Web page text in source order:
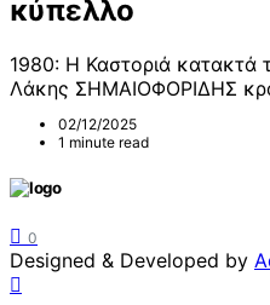
κύπελλο
1980: Η Καστοριά κατακτά
Λάκης ΣΗΜΑΙΟΦΟΡΙΔΗΣ
02/12/2025
1 minute read
0
Designed & Developed by